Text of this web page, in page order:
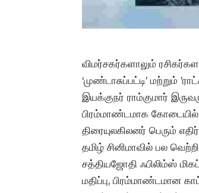
விமர்சகர்களாலும்
‘முண்டாசுப்பட்டி’ மற்றும்
இயக்குநர் ராம்குமார்
பிரம்மாண்டமாக கோடையில்
திரையுலகிலனர் பெரும்
தமிழ் சினிமாவில் பல
சத்தியஜோதி ஃபிலிம்ஸ்
மதிப்பு, பிரம்மாண்டமான